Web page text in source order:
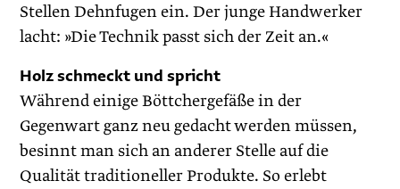
Stellen Dehnfugen ein. Der junge Handwerker
lacht: »Die Technik passt sich der Zeit an.«
Holz schmeckt und spricht
Während einige Böttchergefäße in der
Gegenwart ganz neu gedacht werden müssen,
besinnt man sich an anderer Stelle auf die
Qualität traditioneller Produkte. So erlebt